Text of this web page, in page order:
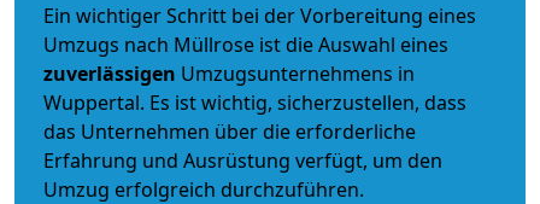
Ein wichtiger Schritt bei der Vorbereitung eines
Umzugs nach Müllrose ist die Auswahl eines
zuverlässigen Umzugsunternehmens in
Wuppertal. Es ist wichtig, sicherzustellen, dass
das Unternehmen über die erforderliche
Erfahrung und Ausrüstung verfügt, um den
Umzug erfolgreich durchzuführen.